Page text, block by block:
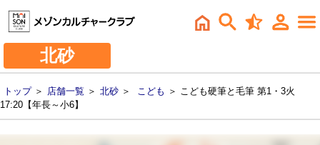
北砂
トップ＞ 店舗一覧 ＞ 北砂 ＞ こども ＞ こども硬筆と毛筆 第1・3火
17:20【年長～小6】